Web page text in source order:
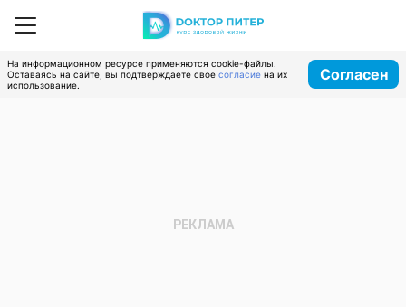
На информационном ресурсе применяются cookie-файлы.
Оставаясь на сайте, вы подтверждаете свое согласие на их
использование.
Согласен